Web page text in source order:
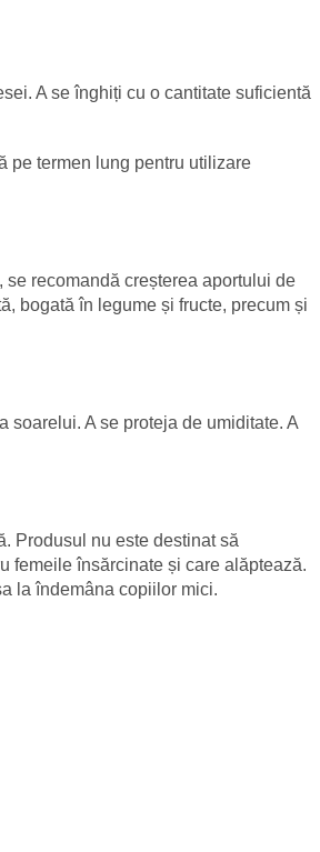
A se înghiți cu o cantitate suficientă
pe termen lung pentru utilizare
se recomandă creșterea aportului de
bogată în legume și fructe, precum și
soarelui. A se proteja de umiditate. A
Produsul nu este destinat să
femeile însărcinate și care alăptează.
la îndemâna copiilor mici.